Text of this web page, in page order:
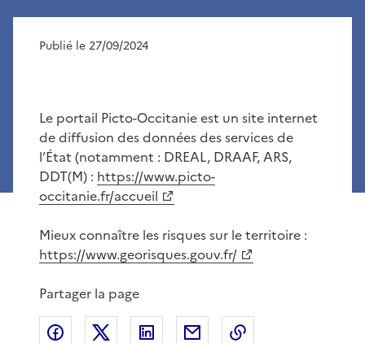
Publié le 27/09/2024
Le portail Picto-Occitanie est un site internet
de diffusion des données des services de
l’État (notamment : DREAL, DRAAF, ARS,
DDT(M) : https://www.picto-
occitanie.fr/accueil
Mieux connaître les risques sur le territoire :
https://www.georisques.gouv.fr/
Partager la page
Partager sur Facebook
Partager sur XPartager sur LinkedIn
Partager par email